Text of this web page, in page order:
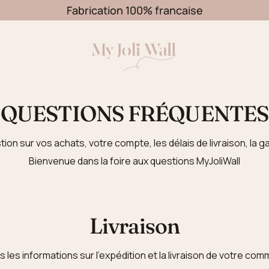
Fabrication 100% francaise
QUESTIONS FRÉQUENTES
sur vos achats, votre compte, les délais de livraison, la
Bienvenue dans la foire aux questions MyJoliWall
Livraison
les informations sur l'expédition et la livraison de votre